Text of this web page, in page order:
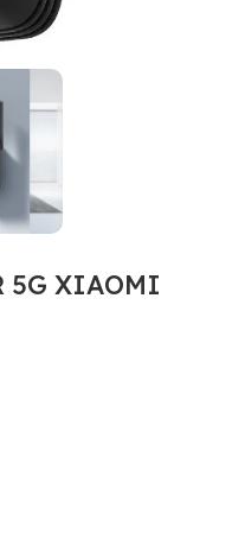
5G XIAOMI